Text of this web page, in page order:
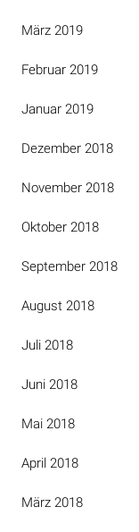
März 2019
Februar 2019
Januar 2019
Dezember 2018
November 2018
Oktober 2018
September 2018
August 2018
Juli 2018
Juni 2018
Mai 2018
April 2018
März 2018